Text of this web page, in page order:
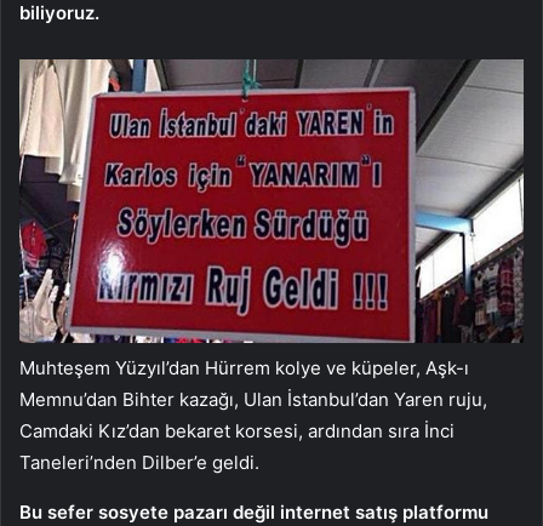
biliyoruz.
Muhteşem Yüzyıl’dan Hürrem kolye ve küpeler, Aşk-ı
Memnu’dan Bihter kazağı, Ulan İstanbul’dan Yaren ruju,
Camdaki Kız’dan bekaret korsesi, ardından sıra İnci
Taneleri’nden Dilber’e geldi.
Bu sefer sosyete pazarı değil internet satış platformu